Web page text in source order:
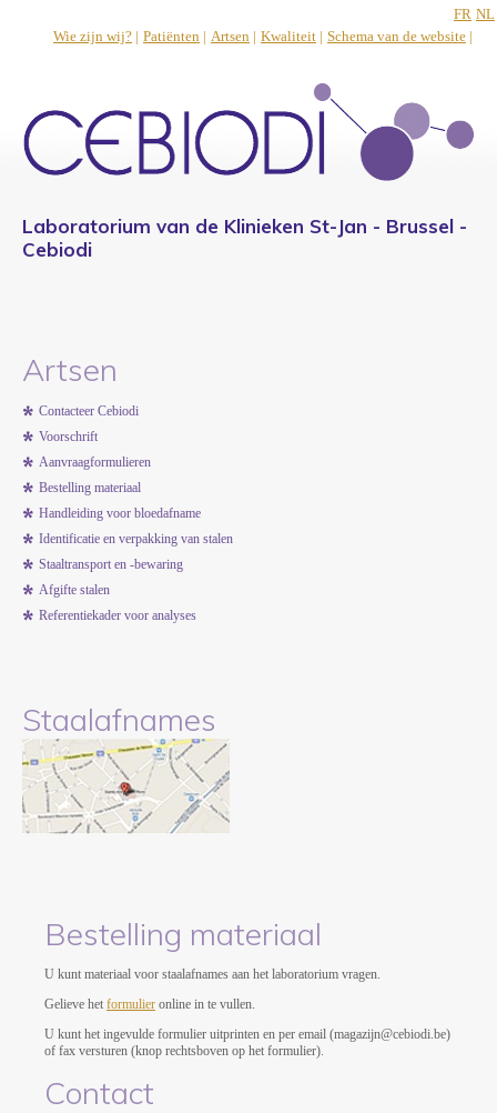
Wie zijn wij? | Patiënten | Artsen | Kwaliteit | Schema van de website |
FR NL
Laboratorium van de Klinieken St-Jan - Brussel -
Cebiodi
Artsen
Contacteer Cebiodi
Voorschrift
Aanvraagformulieren
Bestelling materiaal
Handleiding voor bloedafname
Identificatie en verpakking van stalen
Staaltransport en -bewaring
Afgifte stalen
Referentiekader voor analyses
Staalafnames
Bestelling materiaal
U kunt materiaal voor staalafnames aan het laboratorium vragen.
Gelieve het formulier online in te vullen.
U kunt het ingevulde formulier uitprinten en per email (magazijn@cebiodi.be)
of fax versturen (knop rechtsboven op het formulier).
Contact